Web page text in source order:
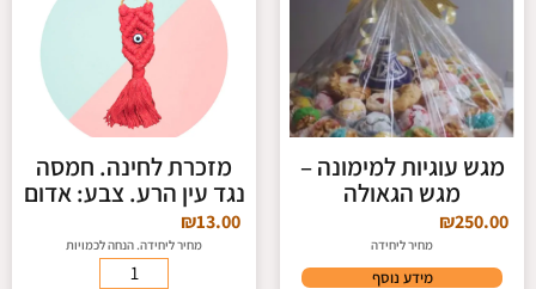
מגש עוגיות למימונה –
מגש הגאולה
₪250.00
מחיר ליחידה
מידע נוסף
מזכרת לחינה. חמסה
נגד עין הרע. צבע: אדום
₪13.00
מחיר ליחידה. הנחה לכמויות